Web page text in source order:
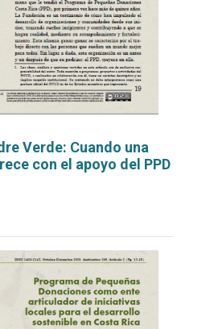
Verde: Cuando una
con el apoyo del PPD